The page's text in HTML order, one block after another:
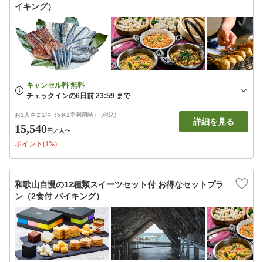
イキング）
お1人さま1泊（5名1室利用時） (税込)
15,540円 ／人〜
ポイント(1%)
詳細を見る
和歌山自慢の12種類スイーツセット付 お得なセットプラ
ン（2食付 バイキング）